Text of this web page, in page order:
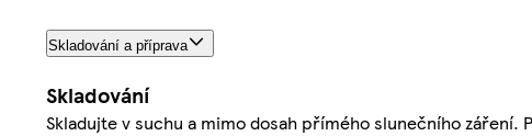
Skladování a příprava
Skladování
Skladujte v suchu a mimo dosah přímého slunečního